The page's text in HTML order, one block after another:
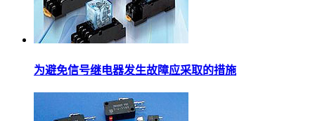
为避免信号继电器发生故障应采取的措施